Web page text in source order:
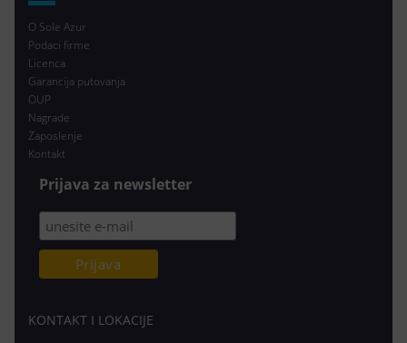
O Sole Azur
Podaci firme
Licenca
Garancija putovanja
OUP
Nagrade
Zaposlenje
Kontakt
Prijava za newsletter
KONTAKT I LOKACIJE